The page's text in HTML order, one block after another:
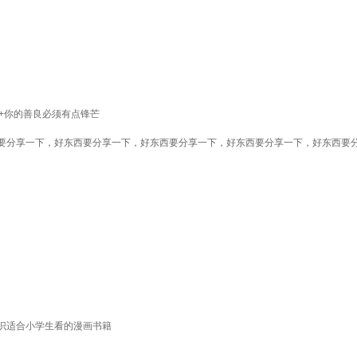
你的善良必须有点锋芒
享一下，好东西要分享一下，好东西要分享一下，好东西要分享一下，好东西要
适合小学生看的漫画书籍